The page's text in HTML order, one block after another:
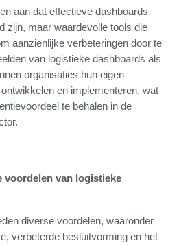
aan dat effectieve dashboards
zijn, maar waardevolle tools die
aanzienlijke verbeteringen door te
van logistieke dashboards als
organisaties hun eigen
en implementeren, wat
te behalen in de
voordelen van logistieke
diverse voordelen, waaronder
verbeterde besluitvorming en het